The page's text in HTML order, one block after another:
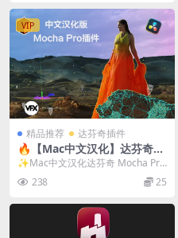
VIP
精品推荐 达芬奇插件
🔥【Mac中文汉化】达芬奇O
FX版平面跟踪摩卡插件 Moch
a Pro 2026.0.4 （一键安装 ·
稳定可用 · 专业级视觉追踪）
✨Mac中文汉化达芬奇 Mocha Pro
238 25